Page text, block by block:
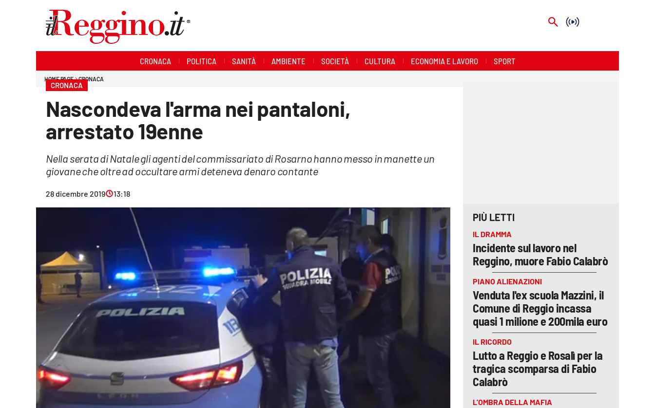
Streaming
CRONACA POLITICA SANITÀ AMBIENTE SOCIETÀ CULTURA ECONOMIA E LAVORO SPORT
HOME PAGE CRONACA
CRONACA
Nascondeva l'arma nei pantaloni,
arrestato 19enne
Nella serata di Natale gli agenti del commissariato di Rosarno hanno messo in manette un
giovane che oltre ad occultare armi deteneva denaro contante
28 dicembre 2019 13:18
PIÙ LETTI
IL DRAMMA
Incidente sul lavoro nel
Reggino, muore Fabio Calabrò
PIANO ALIENAZIONI
Venduta l'ex scuola Mazzini, il
Comune di Reggio incassa
quasi 1 milione e 200mila euro
IL RICORDO
Lutto a Reggio e Rosalì per la
tragica scomparsa di Fabio
Calabrò
L’OMBRA DELLA MAFIA